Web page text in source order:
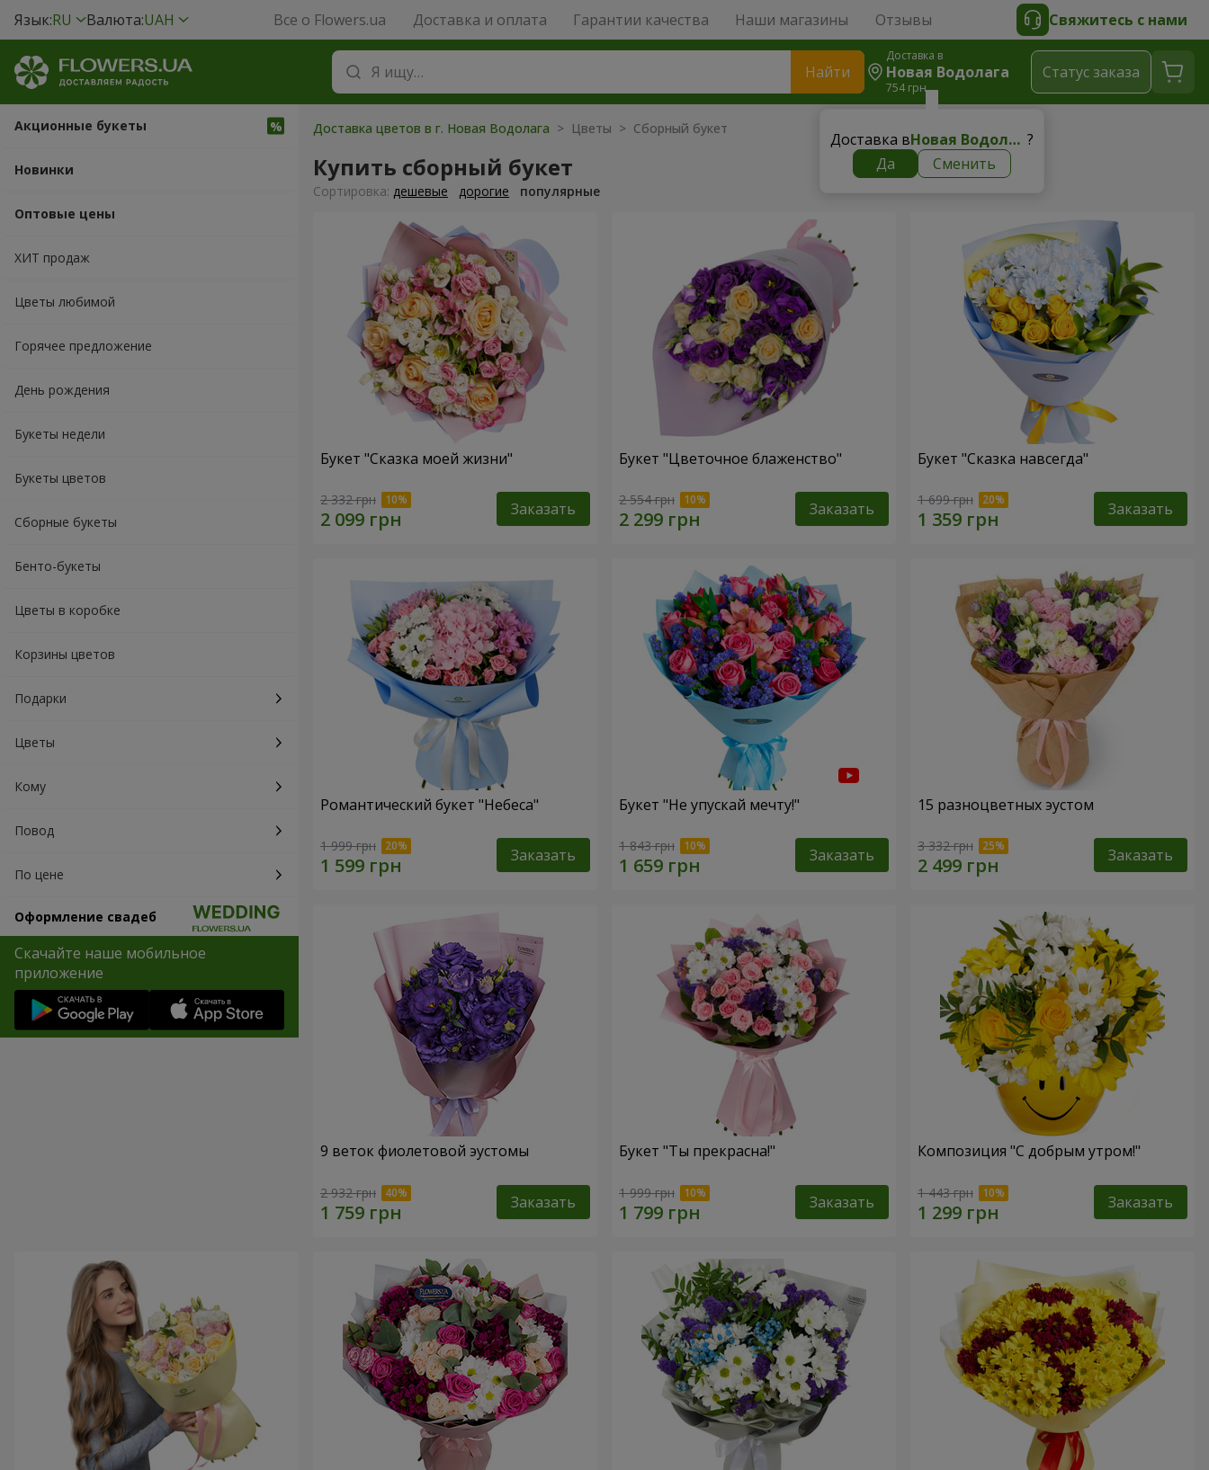
Язык:RU Валюта:UAH Все о Flowers.ua Доставка и оплата Гарантии качества Наши магазины Отзывы Свяжитесь с нами
Найти
Доставка в
Новая Водолага
754 грн
Доставка в Новая Водолага ?
Да
Сменить
Cтатус заказа
Акционные букеты
Новинки
Оптовые цены
ХИТ продаж
Цветы любимой
Горячее предложение
День рождения
Букеты недели
Букеты цветов
Сборные букеты
Бенто-букеты
Цветы в коробке
Корзины цветов
Подарки
Цветы
Кому
Повод
По цене
Оформление свадеб
Скачайте наше мобильное
приложение
Доставка цветов в г. Новая Водолага > Цветы > Сборный букет
Купить сборный букет
Cортировка: дешевые дорогие популярные
Букет "Сказка моей жизни"
2 332 грн Заказать
Букет "Цветочное блаженство"
2 554 грн Заказать
Букет "Сказка навсегда"
1 699 грн Заказать
Романтический букет "Небеса"
1 999 грн Заказать
Букет "Не упускай мечту!"
1 843 грн Заказать
15 разноцветных эустом
3 332 грн Заказать
9 веток фиолетовой эустомы
2 932 грн Заказать
Букет "Ты прекрасна!"
1 999 грн Заказать
Композиция "С добрым утром!"
1 443 грн Заказать